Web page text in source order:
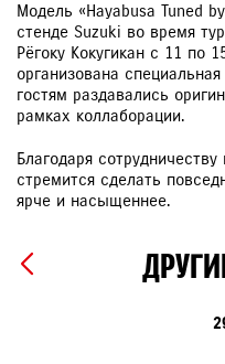
Модель «Hayabusa Tuned
стенде Suzuki во время
Рёгоку Кокугикан с 11 по
организована
гостям раздавались
рамках коллаборации.
Благодаря
стремится сделать
ярче и насыщеннее.